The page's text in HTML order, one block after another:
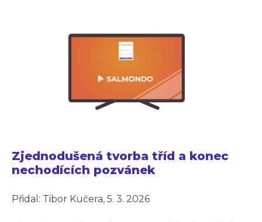
Zjednodušená tvorba tříd a konec
nechodících pozvánek
Přidal: Tibor Kučera, 5. 3. 2026